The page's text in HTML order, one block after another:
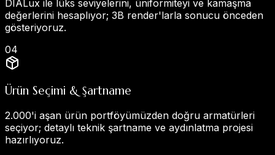
DIALux ile lüks seviyelerini, üniformiteyi ve kamaşma
değerlerini hesaplıyor; 3B render'larla sonucu önceden
gösteriyoruz.
04
Ürün Seçimi & Şartname
2.000'i aşan ürün portföyümüzden doğru armatürleri
seçiyor; detaylı teknik şartname ve aydınlatma projesi
hazırlıyoruz.